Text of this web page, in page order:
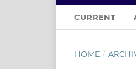
CURRENT
HOME /